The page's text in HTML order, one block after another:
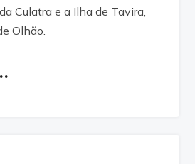
Culatra e a Ilha de Tavira,
Olhão.